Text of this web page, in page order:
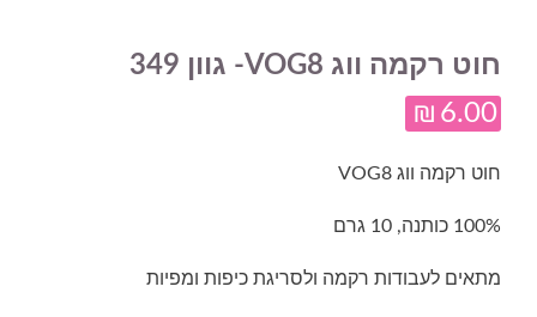
חוט רקמה ווג VOG8- גוון 349
₪ 6.00
חוט רקמה ווג VOG8
100% כותנה, 10 גרם
מתאים לעבודות רקמה ולסריגת כיפות ומפיות